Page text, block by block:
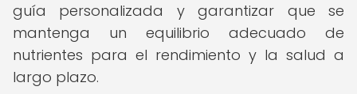
guía personalizada y garantizar que se
mantenga un equilibrio adecuado de
nutrientes para el rendimiento y la salud a
largo plazo.